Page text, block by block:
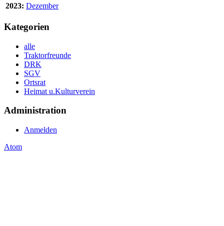
2023: Dezember
Kategorien
alle
Traktorfreunde
DRK
SGV
Ortsrat
Heimat u.Kulturverein
Administration
Anmelden
Atom